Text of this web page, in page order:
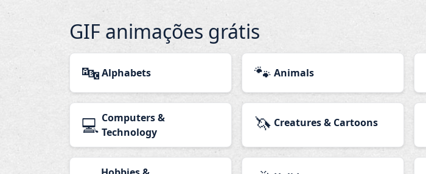
GIF animações grátis
🔤Alphabets 🐾 Animals
💻 Computers &
Technology
🦄 Creatures & Cartoons